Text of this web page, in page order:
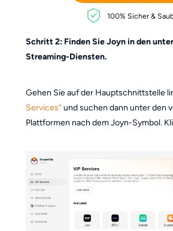
100% Sicher &
Schritt 2: Finden Sie Joyn in den
Streaming-Diensten.
Gehen Sie auf der Hauptschnittstelle
Services“und suchen dann unter den
Plattformen nach dem Joyn-Symbol.